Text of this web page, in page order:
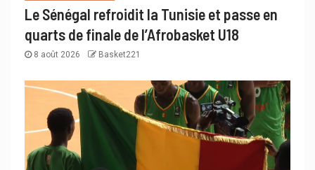
Le Sénégal refroidit la Tunisie et passe en
quarts de finale de l’Afrobasket U18
8 août 2026 Basket221